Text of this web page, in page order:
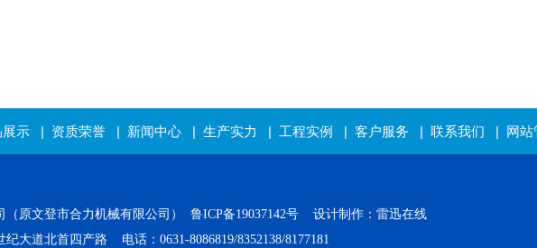
展示| 资质荣誉| 新闻中心| 生产实力 | 工程实例 | 客户服务 | 联系我们 | 网站
（原文登市合力机械有限公司） 鲁ICP备19037142号 设计制作：雷迅在线
纪大道北首四产路 电话：0631-8086819/8352138/8177181